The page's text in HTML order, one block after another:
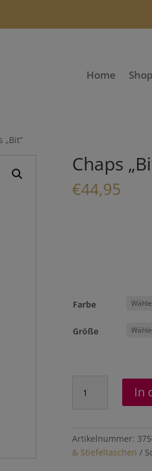
Home Shop
„Bit“
Chaps
€44,95
Farbe
Größe
"Bit"
In
Artikelnummer:
& Stiefeltaschen